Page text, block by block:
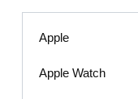
Apple
Apple Watch